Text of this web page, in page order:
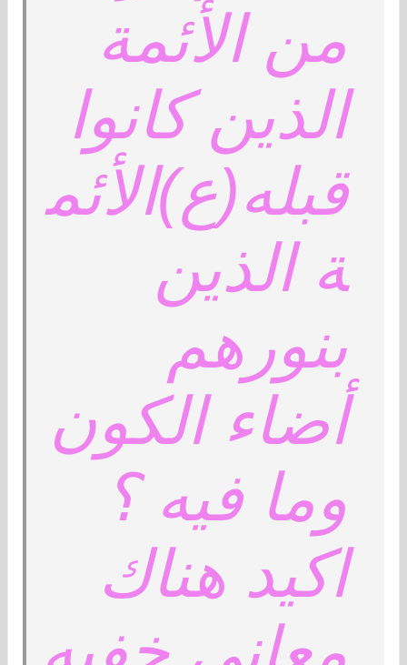
من الأئمة
الذين كانوا
قبله(ع)الأئم
ة الذين
بنورهم
أضاء الكون
وما فيه ؟
اكيد هناك
معاني خفيه